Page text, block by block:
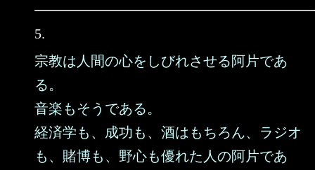
5.
宗教は人間の心をしびれさせる阿片であ
る。
音楽もそうである。
経済学も、成功も、酒はもちろん、ラジオ
も、賭博も、野心も優れた人の阿片であ